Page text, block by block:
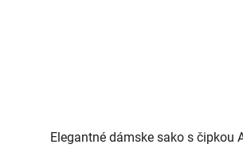
Elegantné dámske sako s čipkou